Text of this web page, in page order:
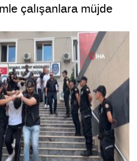
çalışanlara müjde